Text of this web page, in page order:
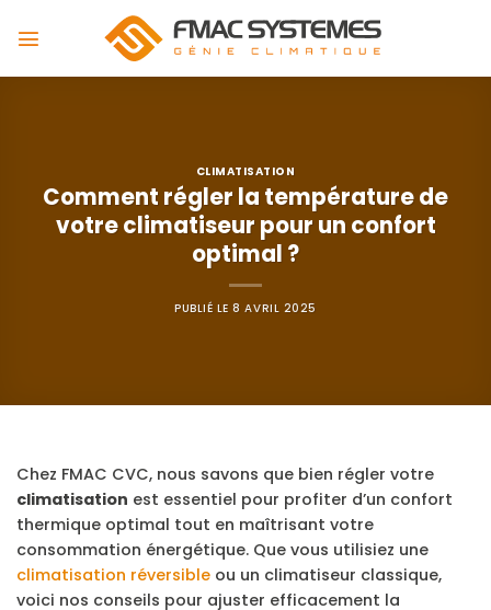
au
CLIMATISATION
Comment régler la température de
votre climatiseur pour un confort
optimal ?
PUBLIÉ LE8 AVRIL 2025
Chez FMAC CVC, nous savons que bien régler votre
climatisation est essentiel pour profiter d’un confort
thermique optimal tout en maîtrisant votre
consommation énergétique. Que vous utilisiez une
climatisation réversible ou un climatiseur classique,
voici nos conseils pour ajuster efficacement la